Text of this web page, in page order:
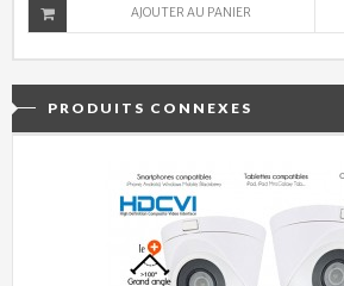
AJOUTER AU PANIER
PRODUITS CONNEXES